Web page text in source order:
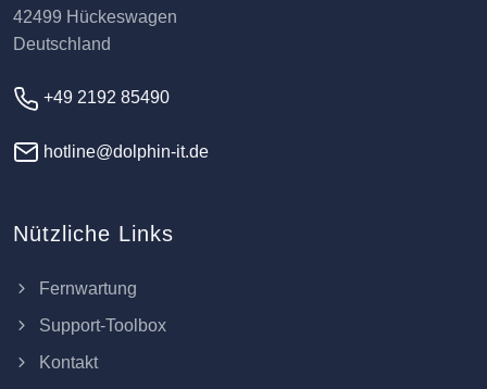
42499 Hückeswagen
Deutschland
+49 2192 85490
hotline@dolphin-it.de
Nützliche Links
Fernwartung
Support-Toolbox
Kontakt